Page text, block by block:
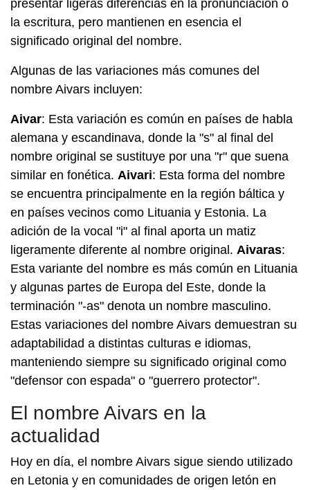
presentar ligeras diferencias en la pronunciación o
la escritura, pero mantienen en esencia el
significado original del nombre.
Algunas de las variaciones más comunes del
nombre Aivars incluyen:
Aivar: Esta variación es común en países de habla
alemana y escandinava, donde la "s" al final del
nombre original se sustituye por una "r" que suena
similar en fonética. Aivari: Esta forma del nombre
se encuentra principalmente en la región báltica y
en países vecinos como Lituania y Estonia. La
adición de la vocal "i" al final aporta un matiz
ligeramente diferente al nombre original. Aivaras:
Esta variante del nombre es más común en Lituania
y algunas partes de Europa del Este, donde la
terminación "-as" denota un nombre masculino.
Estas variaciones del nombre Aivars demuestran su
adaptabilidad a distintas culturas e idiomas,
manteniendo siempre su significado original como
"defensor con espada" o "guerrero protector".
El nombre Aivars en la
actualidad
Hoy en día, el nombre Aivars sigue siendo utilizado
en Letonia y en comunidades de origen letón en